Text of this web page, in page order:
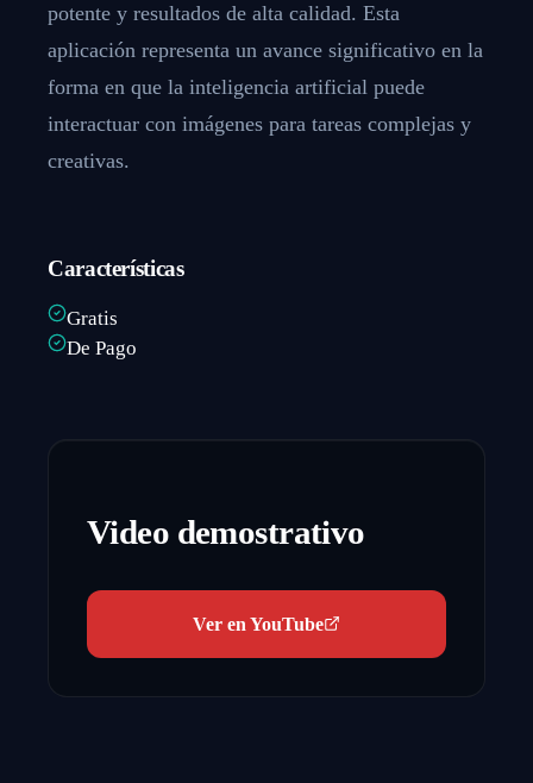
potente y resultados de alta calidad. Esta
aplicación representa un avance significativo en la
forma en que la inteligencia artificial puede
interactuar con imágenes para tareas complejas y
creativas.
Características
Gratis
De Pago
Video demostrativo
Ver en YouTube